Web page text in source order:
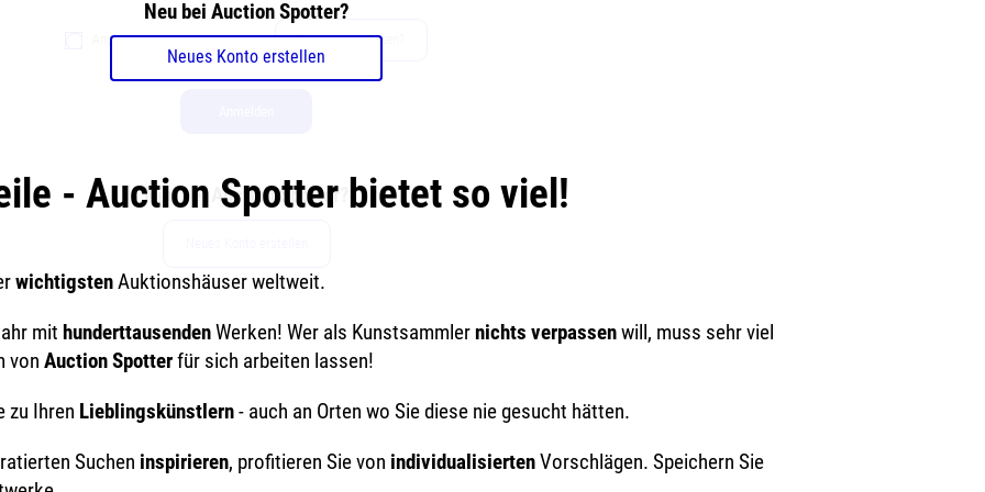
Neu bei Auction Spotter?
Neues Konto erstellen
- Auction Spotter bietet so viel!
wichtigstenAuktionshäuser weltweit.
mit hunderttausendenWerken! Wer als Kunstsammlernichts verpassenwill, muss sehr viel
von Auction Spotterfür sich arbeiten lassen!
zu Ihren Lieblingskünstlern- auch an Orten wo Sie diese nie gesucht hätten.
Suchen inspirieren, profitieren Sie von individualisiertenVorschlägen. Speichern Sie
Angemeldet bleiben Passwort vergessen?
Neu bei Auction Spotter?